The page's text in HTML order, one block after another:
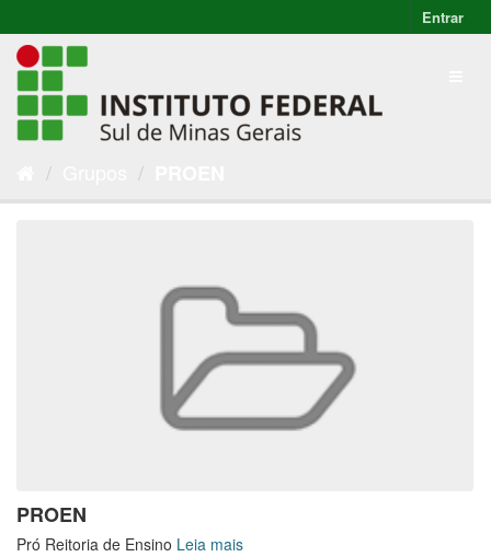
Entrar
PROEN
Pró Reitoria de Ensino Leia mais